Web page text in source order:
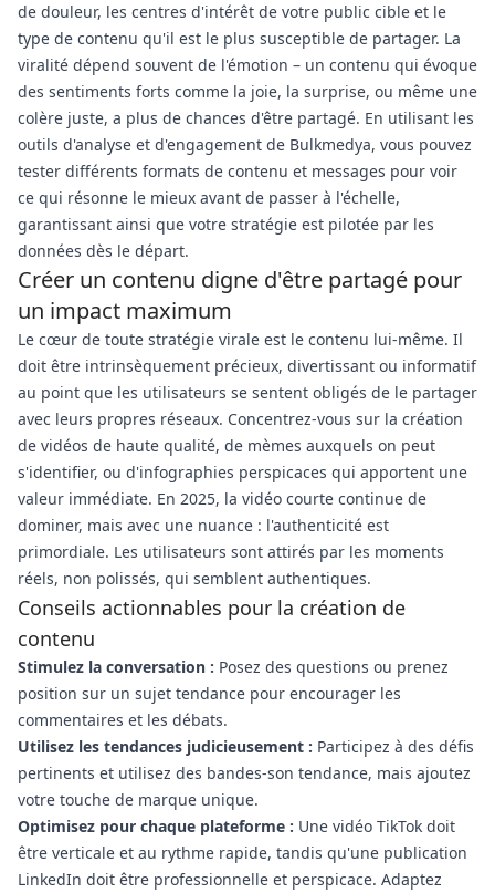
de douleur, les centres d'intérêt de votre public cible et le
type de contenu qu'il est le plus susceptible de partager. La
viralité dépend souvent de l'émotion – un contenu qui évoque
des sentiments forts comme la joie, la surprise, ou même une
colère juste, a plus de chances d'être partagé. En utilisant les
outils d'analyse et d'engagement de Bulkmedya, vous pouvez
tester différents formats de contenu et messages pour voir
ce qui résonne le mieux avant de passer à l'échelle,
garantissant ainsi que votre stratégie est pilotée par les
données dès le départ.
Créer un contenu digne d'être partagé pour
un impact maximum
Le cœur de toute stratégie virale est le contenu lui-même. Il
doit être intrinsèquement précieux, divertissant ou informatif
au point que les utilisateurs se sentent obligés de le partager
avec leurs propres réseaux. Concentrez-vous sur la création
de vidéos de haute qualité, de mèmes auxquels on peut
s'identifier, ou d'infographies perspicaces qui apportent une
valeur immédiate. En 2025, la vidéo courte continue de
dominer, mais avec une nuance : l'authenticité est
primordiale. Les utilisateurs sont attirés par les moments
réels, non polissés, qui semblent authentiques.
Conseils actionnables pour la création de
contenu
Stimulez la conversation : Posez des questions ou prenez
position sur un sujet tendance pour encourager les
commentaires et les débats.
Utilisez les tendances judicieusement : Participez à des défis
pertinents et utilisez des bandes-son tendance, mais ajoutez
votre touche de marque unique.
Optimisez pour chaque plateforme : Une vidéo TikTok doit
être verticale et au rythme rapide, tandis qu'une publication
LinkedIn doit être professionnelle et perspicace. Adaptez